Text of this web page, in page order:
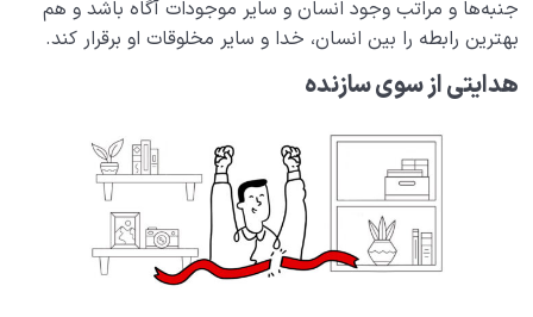
جنبه‌­ها و مراتب وجود انسان و سایر موجودات آگاه باشد و هم
بهترین رابطه را بین انسان، خدا و سایر مخلوقات او برقرار کند.
هدایتی از سوی سازنده